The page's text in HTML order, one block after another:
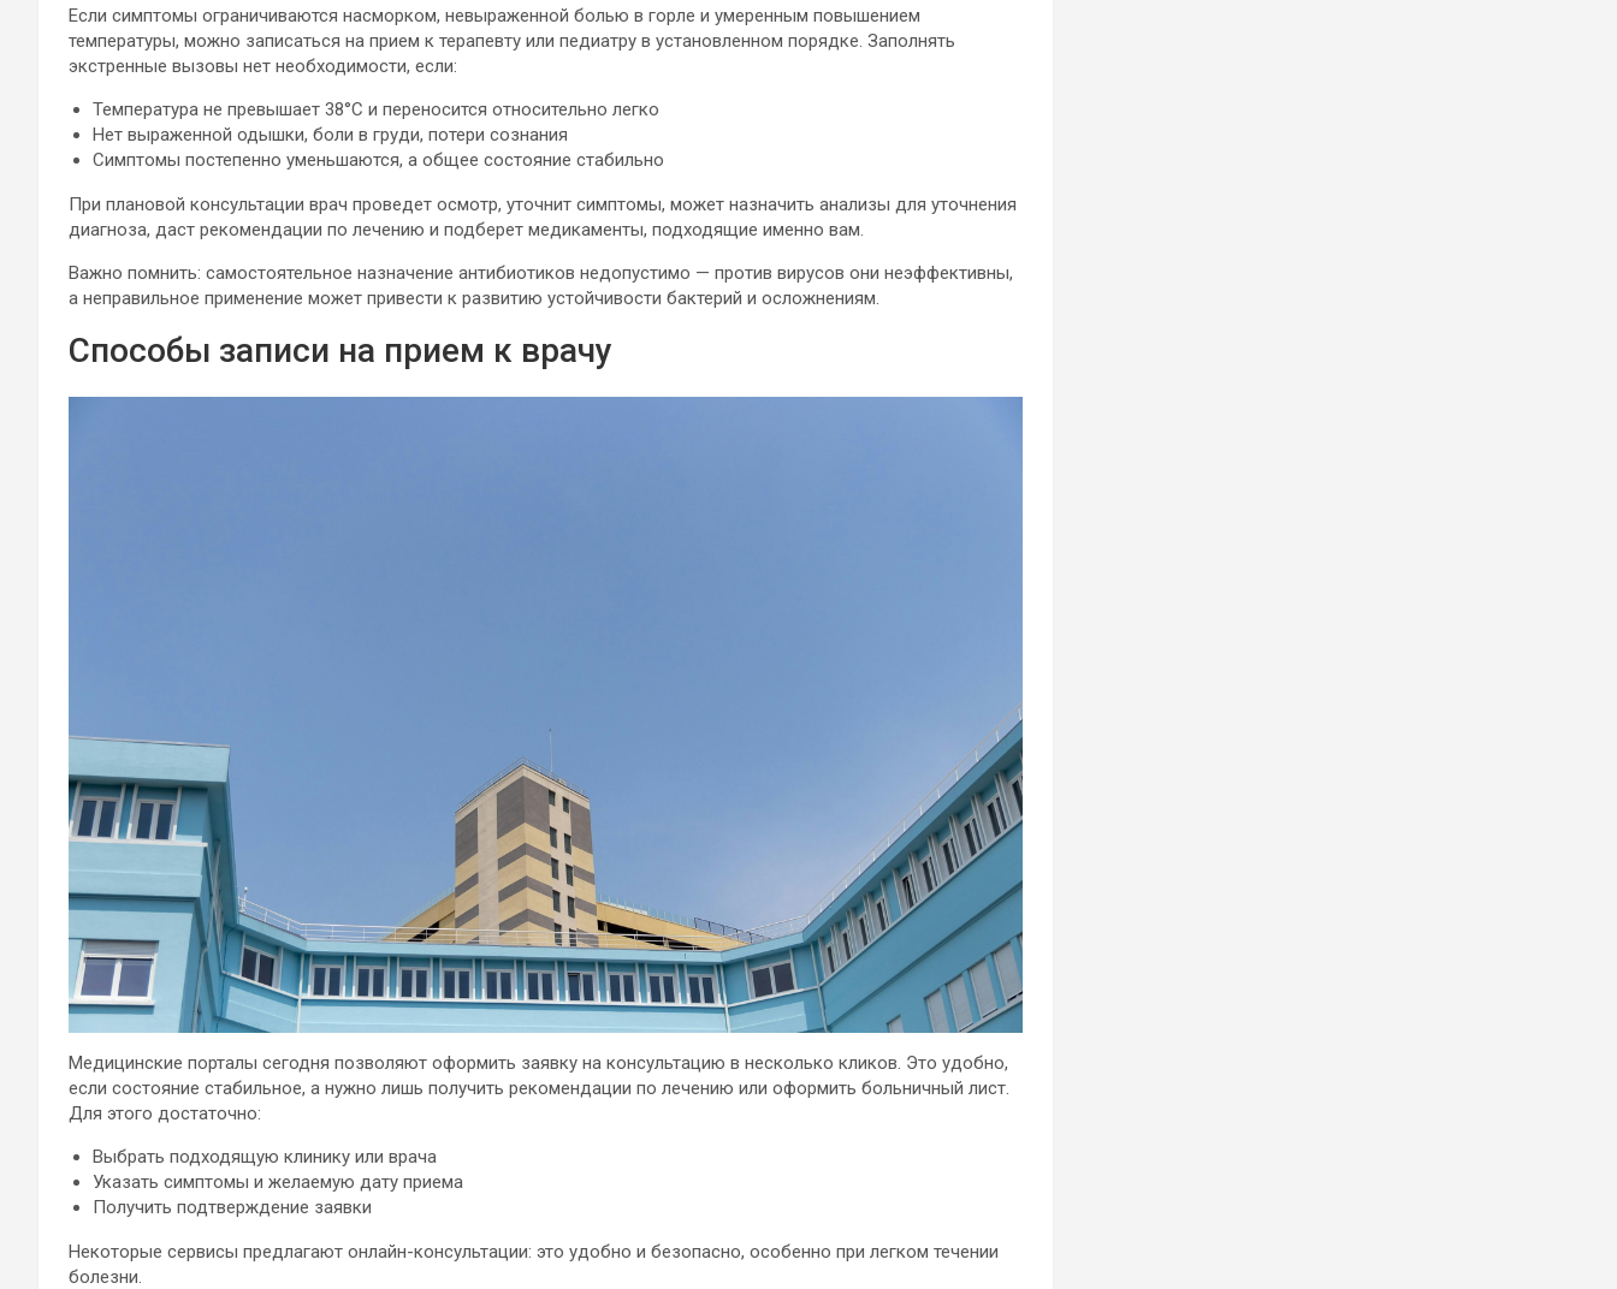
Если симптомы ограничиваются насморком, невыраженной болью в горле и умеренным повышением
температуры, можно записаться на прием к терапевту или педиатру в установленном порядке. Заполнять
экстренные вызовы нет необходимости, если:
Температура не превышает 38°C и переносится относительно легко
Нет выраженной одышки, боли в груди, потери сознания
Симптомы постепенно уменьшаются, а общее состояние стабильно
При плановой консультации врач проведет осмотр, уточнит симптомы, может назначить анализы для уточнения
диагноза, даст рекомендации по лечению и подберет медикаменты, подходящие именно вам.
Важно помнить: самостоятельное назначение антибиотиков недопустимо — против вирусов они неэффективны,
а неправильное применение может привести к развитию устойчивости бактерий и осложнениям.
Способы записи на прием к врачу
Медицинские порталы сегодня позволяют оформить заявку на консультацию в несколько кликов. Это удобно,
если состояние стабильное, а нужно лишь получить рекомендации по лечению или оформить больничный лист.
Для этого достаточно:
Выбрать подходящую клинику или врача
Указать симптомы и желаемую дату приема
Получить подтверждение заявки
Некоторые сервисы предлагают онлайн-консультации: это удобно и безопасно, особенно при легком течении
болезни.